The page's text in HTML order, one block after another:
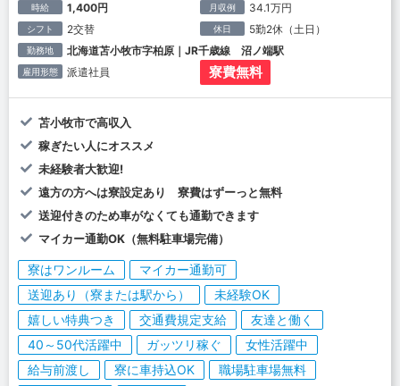
時給 1,400円 月収例 34.1万円
シフト 2交替 休日 5勤2休（土日）
勤務地 北海道苫小牧市字柏原｜JR千歳線 沼ノ端駅
雇用形態 派遣社員 寮費無料
苫小牧市で高収入
稼ぎたい人にオススメ
未経験者大歓迎!
遠方の方へは寮設定あり 寮費はずーっと無料
送迎付きのため車がなくても通勤できます
マイカー通勤OK（無料駐車場完備）
寮はワンルーム
マイカー通勤可
送迎あり（寮または駅から）
未経験OK
嬉しい特典つき
交通費規定支給
友達と働く
40～50代活躍中
ガッツリ稼ぐ
女性活躍中
給与前渡し
寮に車持込OK
職場駐車場無料